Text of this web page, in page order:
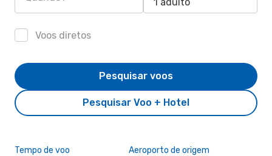
Voos diretos
Pesquisar Voo + Hotel
Pesquisar voos
Tempo de voo Aeroporto de origem